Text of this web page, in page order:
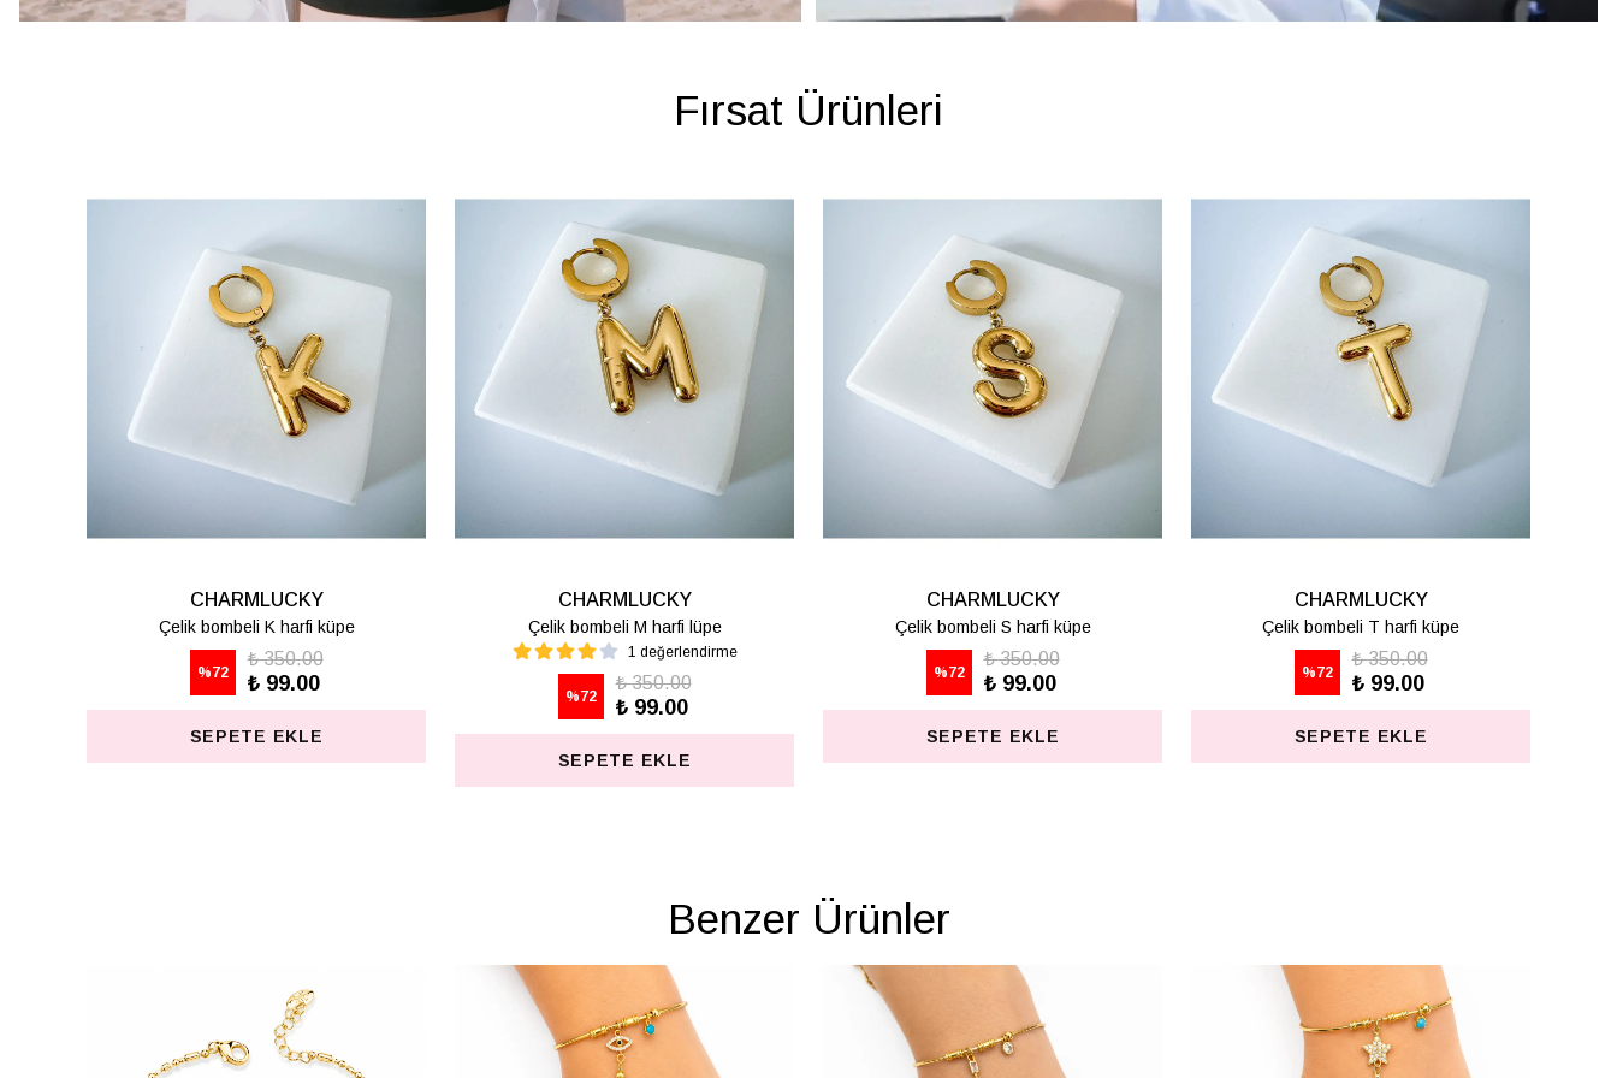
Fırsat Ürünleri
CHARMLUCKY
Çelik bombeli Z harfi küpe
%72
₺ 350.00
₺ 99.00
SEPETE EKLE
CHARMLUCKY
KARE KÜPE
%80
₺ 625.00
₺ 125.00
SEPETE EKLE
CHARMLUCKY
AKRİLİK GÜL KÜPE
%74
₺ 487.50
₺ 125.00
SEPETE EKLE
CHARMLUCKY
BASİC HARF KOLYE - C
%75
₺ 498.75
₺ 125.00
SEPETE EKLE
Benzer Ürünler